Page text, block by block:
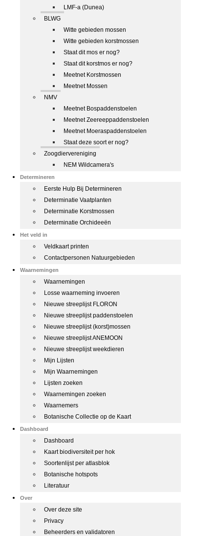
LMF-a (Dunea)
BLWG
Witte gebieden mossen
Witte gebieden korstmossen
Staat dit mos er nog?
Staat dit korstmos er nog?
Meetnet Korstmossen
Meetnet Mossen
NMV
Meetnet Bospaddenstoelen
Meetnet Zeereeppaddenstoelen
Meetnet Moeraspaddenstoelen
Staat deze soort er nog?
Zoogdiervereniging
NEM Wildcamera's
Determineren
Eerste Hulp Bij Determineren
Determinatie Vaatplanten
Determinatie Korstmossen
Determinatie Orchideeën
Het veld in
Veldkaart printen
Contactpersonen Natuurgebieden
Waarnemingen
Waarnemingen
Losse waarneming invoeren
Nieuwe streeplijst FLORON
Nieuwe streeplijst paddenstoelen
Nieuwe streeplijst (korst)mossen
Nieuwe streeplijst ANEMOON
Nieuwe streeplijst weekdieren
Mijn Lijsten
Mijn Waarnemingen
Lijsten zoeken
Waarnemingen zoeken
Waarnemers
Botanische Collectie op de Kaart
Dashboard
Dashboard
Kaart biodiversiteit per hok
Soortenlijst per atlasblok
Botanische hotspots
Literatuur
Over
Over deze site
Privacy
Beheerders en validatoren